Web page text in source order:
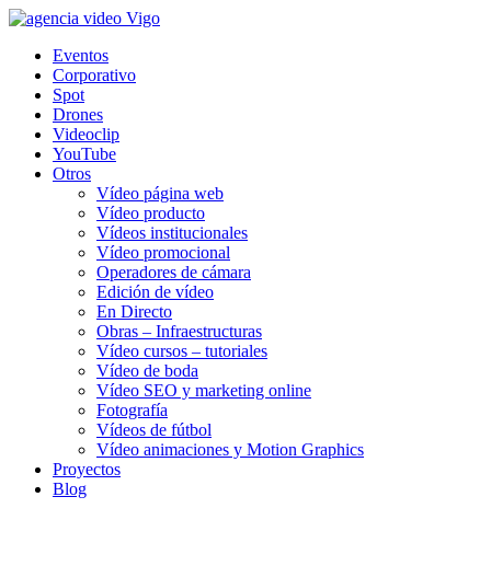
Eventos
Corporativo
Spot
Drones
Videoclip
YouTube
Otros
Vídeo página web
Vídeo producto
Vídeos institucionales
Vídeo promocional
Operadores de cámara
Edición de vídeo
En Directo
Obras – Infraestructuras
Vídeo cursos – tutoriales
Vídeo de boda
Vídeo SEO y marketing online
Fotografía
Vídeos de fútbol
Vídeo animaciones y Motion Graphics
Proyectos
Blog